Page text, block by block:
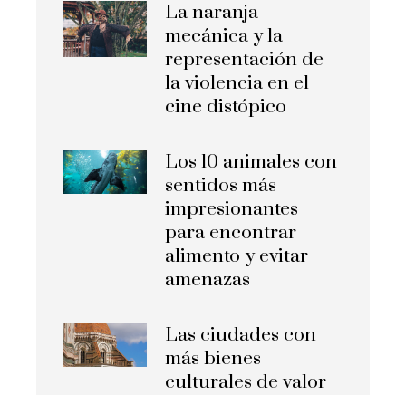
La naranja
mecánica y la
representación de
la violencia en el
cine distópico
Los 10 animales con
sentidos más
impresionantes
para encontrar
alimento y evitar
amenazas
Las ciudades con
más bienes
culturales de valor